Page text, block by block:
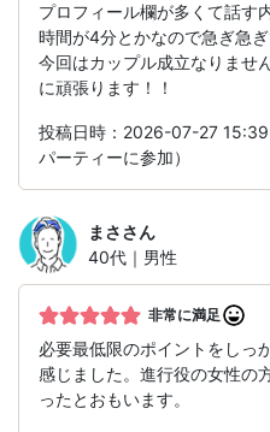
プロフィール欄が多くて話す
時間が4分とかなので急ぎ急
今回はカップル成立なりませ
に頑張ります！！
投稿日時：2026-07-27
パーティーに参加）
まささん
40代｜男性
非常に満足
必要最低限のポイントをしっ
感じました。進行役の女性の
ったとおもいます。